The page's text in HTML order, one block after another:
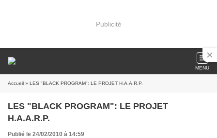
Publicité
MENU
Accueil » LES "BLACK PROGRAM": LE PROJET H.A.A.R.P.
LES "BLACK PROGRAM": LE PROJET
H.A.A.R.P.
Publié le 24/02/2010 à 14:59